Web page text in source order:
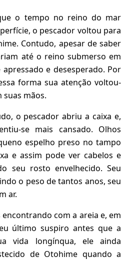
o tempo no reino do mar
o pescador voltou para
Contudo, apesar de saber
até o reino submerso em
e desesperado. Por
forma sua atenção voltou-
suas mãos.
o pescador abriu a caixa e,
se mais cansado. Olhos
espelho preso no tampo
e assim pode ver cabelos e
seu rosto envelhecido. Seu
o peso de tantos anos, seu
ar.
com a areia e, em
último suspiro antes que a
vida longínqua, ele ainda
de Otohime quando a